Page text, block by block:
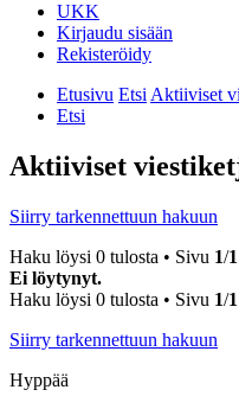
UKK
Kirjaudu sisään
Rekisteröidy
Etusivu EtsiAktiiviset
Etsi
Aktiiviset
Siirry tarkennettuun hakuun
Haku löysi 0 tulosta • Sivu 1/1
Ei löytynyt.
Haku löysi 0 tulosta • Sivu 1/1
Siirry tarkennettuun hakuun
Hyppää